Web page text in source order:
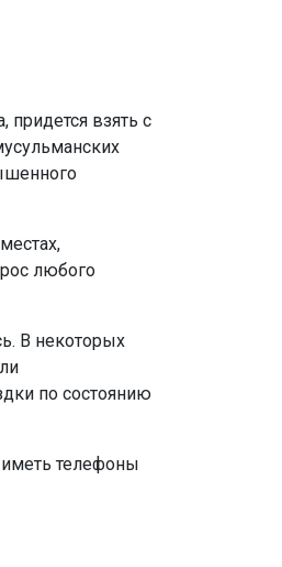
взять с
любого
В некоторых
по состоянию
телефоны